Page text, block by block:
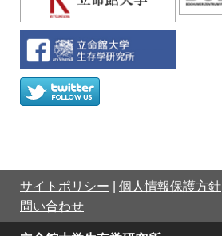
サイトポリシー 個人情報保護方針
問い合わせ